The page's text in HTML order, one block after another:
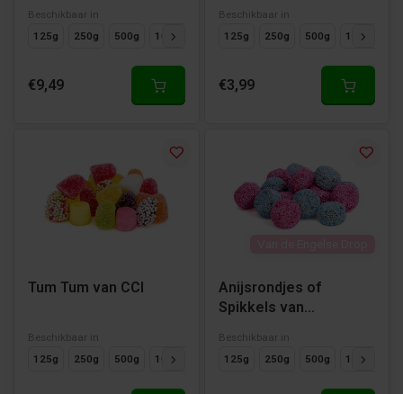
Beschikbaar in
125g
250g 500g 1000g
€9,49
Beschikbaar in
125g
250g 500g 1000g
€3,99
Tum Tum van CCI
Beschikbaar in
125g
250g 500g 1000g
Anijsrondjes of
Spikkels van
Beschikbaar in
125g
250g 500g 1000g